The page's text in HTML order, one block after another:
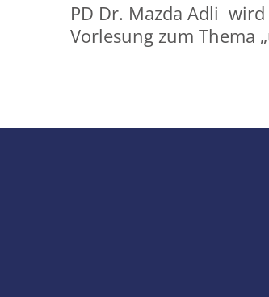
PD Dr. Mazda Adli
Vorlesung zum Thema